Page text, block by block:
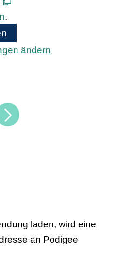
.
ändern
laden, wird eine
an Podigee